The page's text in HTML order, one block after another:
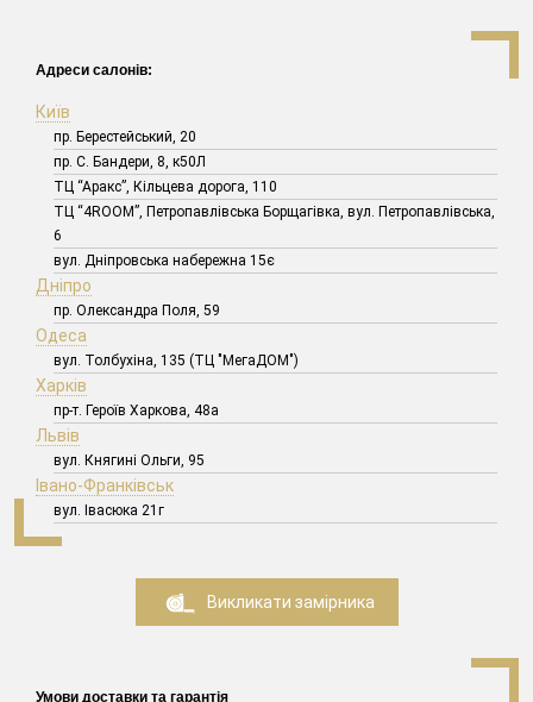
Адреси салонів:
Київ
пр. Берестейський, 20
пр. С. Бандери, 8, к50Л
ТЦ “Аракс”, Кільцева дорога, 110
ТЦ “4ROOM”, Петропавлівська Борщагівка, вул. Петропавлівська,
6
вул. Дніпровська набережна 15є
Дніпро
пр. Олександра Поля, 59
Одеса
вул. Толбухіна, 135 (ТЦ "МегаДОМ")
Харків
пр-т. Героїв Харкова, 48а
Львів
вул. Княгині Ольги, 95
Івано-Франківськ
вул. Івасюка 21г
Викликати замірника
Умови доставки та гарантія